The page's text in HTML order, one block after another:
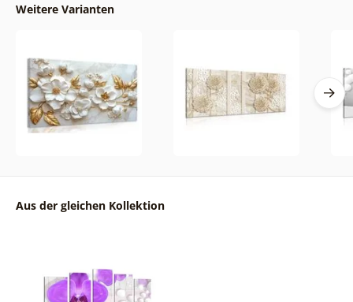
Weitere Varianten
Aus der gleichen Kollektion